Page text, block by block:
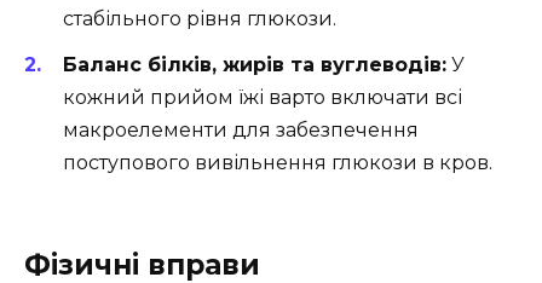
стабільного рівня глюкози.
Баланс білків, жирів та вуглеводів: У
кожний прийом їжі варто включати всі
макроелементи для забезпечення
поступового вивільнення глюкози в кров.
Фізичні вправи